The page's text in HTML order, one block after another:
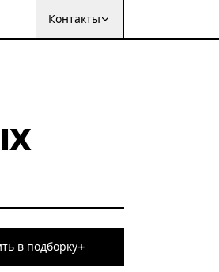
Контакты
в подборку+